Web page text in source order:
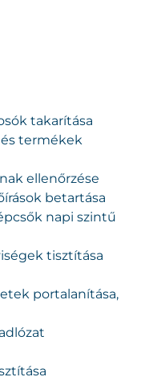
takarítása
termékek
ellenőrzése
betartása
napi szintű
tisztítása
portalanítása,